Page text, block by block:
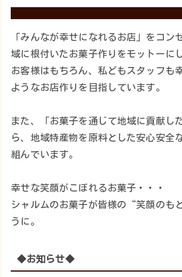
「みんなが幸せになれるお店」をコン
域に根付いたお菓子作りをモットーに
お客様はもちろん、私どもスタッフも
ようなお店作りを目指しています。
また、「お菓子を通じて地域に貢献し
ら、地域特産物を原料とした安心安全
組んでいます。
幸せな笑顔がこぼれるお菓子・・・
シャルムのお菓子が皆様の“笑顔のも
うに。
◆お知らせ◆